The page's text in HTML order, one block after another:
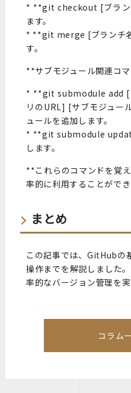
* **git checkout [ブラン
ます。
* **git merge [ブランチ
す。
**サブモジュール関連コ
* **git submodule add [
リのURL] [サブモジュー
ュールを追加します。
* **git submodule
します。
**これらのコマンドを覚
率的に利用することがで
まとめ
この記事では、GitHubの
操作までを解説しました
率的なバージョン管理を実
コラム